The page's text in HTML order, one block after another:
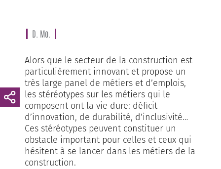
D. Mo.
Alors que le secteur de la construction est
particulièrement innovant et propose un
très large panel de métiers et d’emplois,
les stéréotypes sur les métiers qui le
composent ont la vie dure: déficit
d’innovation, de durabilité, d’inclusivité…
Ces stéréotypes peuvent constituer un
obstacle important pour celles et ceux qui
hésitent à se lancer dans les métiers de la
construction.